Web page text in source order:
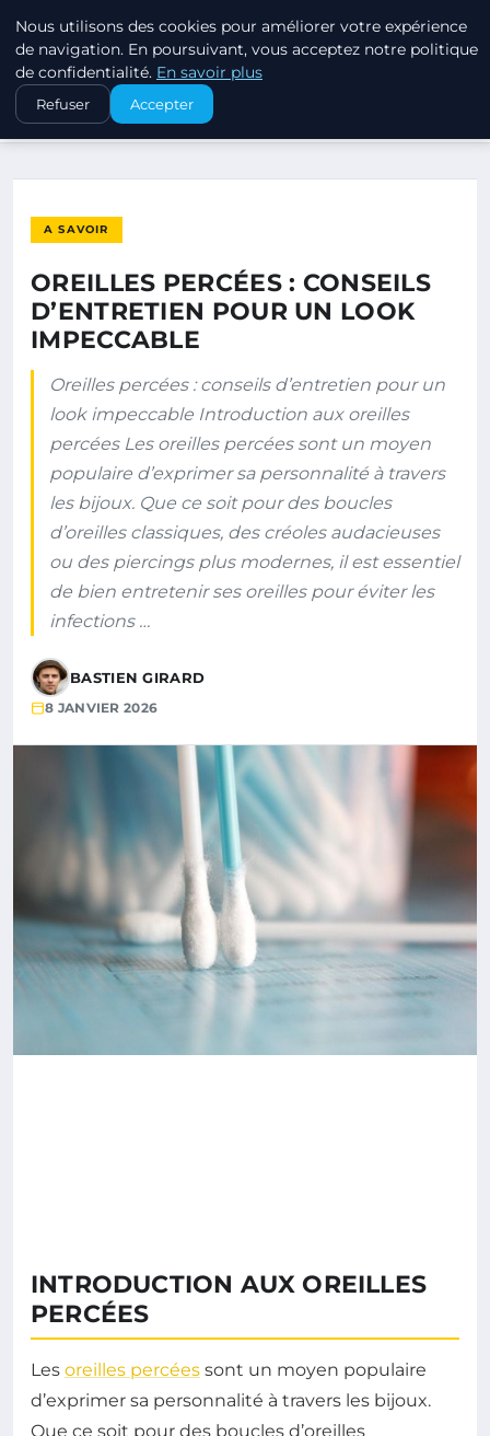
PIERCINGS ET PLUGS
ACCUEIL
A SAVOIR
OREILLES PERCÉES : CONSEILS D’ENTRETIEN POUR UN LOOK…
A SAVOIR
OREILLES PERCÉES : CONSEILS
D’ENTRETIEN POUR UN LOOK
IMPECCABLE
Oreilles percées : conseils d’entretien pour un
look impeccable Introduction aux oreilles
percées Les oreilles percées sont un moyen
populaire d’exprimer sa personnalité à travers
les bijoux. Que ce soit pour des boucles
d’oreilles classiques, des créoles audacieuses
ou des piercings plus modernes, il est essentiel
de bien entretenir ses oreilles pour éviter les
infections …
BASTIEN GIRARD
8 JANVIER 2026
INTRODUCTION AUX OREILLES
PERCÉES
Les oreilles percées sont un moyen populaire
d’exprimer sa personnalité à travers les bijoux.
Que ce soit pour des boucles d’oreilles
Nous utilisons des cookies pour améliorer votre expérience
de navigation. En poursuivant, vous acceptez notre politique
de confidentialité. En savoir plus
Refuser Accepter